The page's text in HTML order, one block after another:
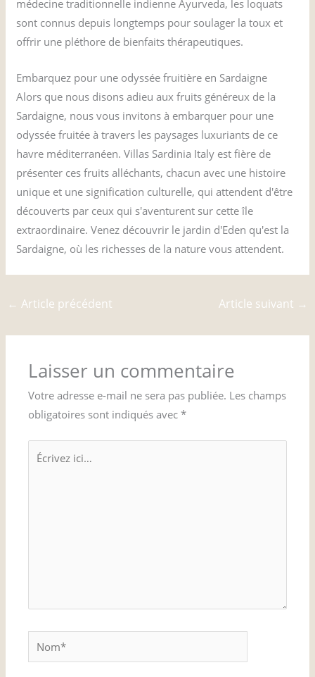
médecine traditionnelle indienne Ayurveda, les loquats
sont connus depuis longtemps pour soulager la toux et
offrir une pléthore de bienfaits thérapeutiques.
Embarquez pour une odyssée fruitière en Sardaigne
Alors que nous disons adieu aux fruits généreux de la
Sardaigne, nous vous invitons à embarquer pour une
odyssée fruitée à travers les paysages luxuriants de ce
havre méditerranéen. Villas Sardinia Italy est fière de
présenter ces fruits alléchants, chacun avec une histoire
unique et une signification culturelle, qui attendent d'être
découverts par ceux qui s'aventurent sur cette île
extraordinaire. Venez découvrir le jardin d'Eden qu'est la
Sardaigne, où les richesses de la nature vous attendent.
← Article précédent Article suivant →
Laisser un commentaire
Votre adresse e-mail ne sera pas publiée. Les champs
obligatoires sont indiqués avec*